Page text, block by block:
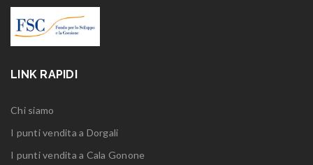
LINK RAPIDI
Chi siamo
I punti vendita a Dorgali
I punti vendita a Cala Gonone